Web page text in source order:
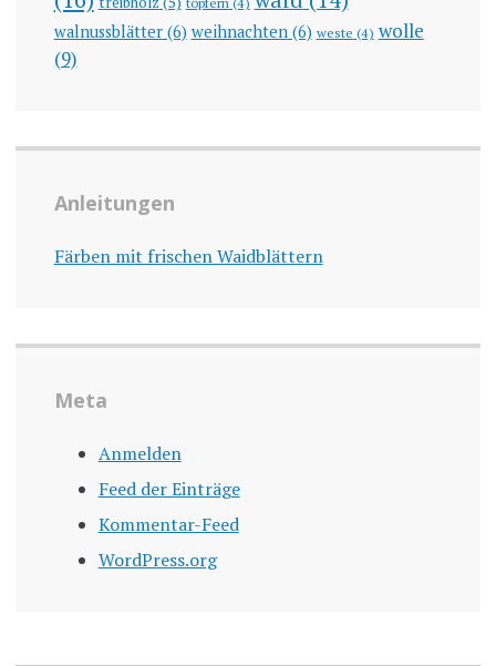
walnussblätter(6) weihnachten(6) weste (4) wolle
(9)
Anleitungen
Färben mit frischen Waidblättern
Meta
Anmelden
Feed der Einträge
Kommentar-Feed
WordPress.org